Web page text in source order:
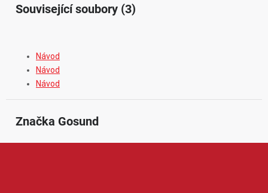
Související soubory (3)
Návod
Návod
Návod
Značka Gosund